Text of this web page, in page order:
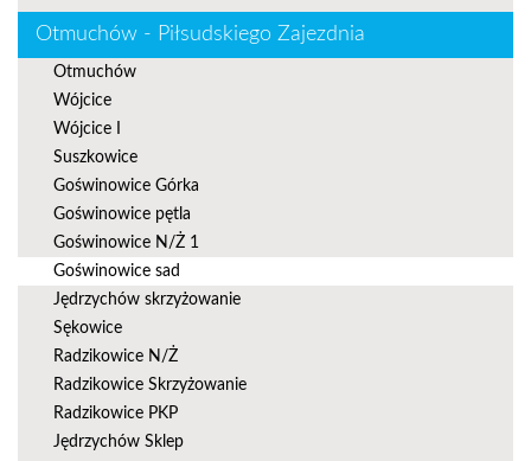
Otmuchów - Piłsudskiego Zajezdnia
Otmuchów
Wójcice
Wójcice I
Suszkowice
Goświnowice Górka
Goświnowice pętla
Goświnowice N/Ż 1
Goświnowice sad
Jędrzychów skrzyżowanie
Sękowice
Radzikowice N/Ż
Radzikowice Skrzyżowanie
Radzikowice PKP
Jędrzychów Sklep